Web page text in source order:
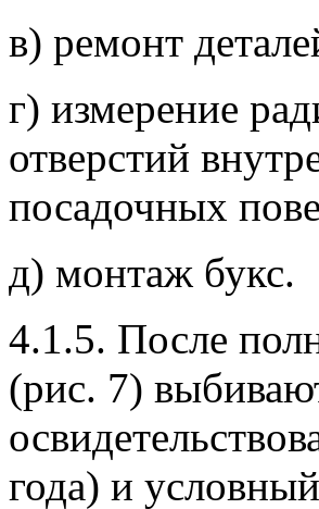
в) ремонт
г) измерение
отверстий
посадочных
д) монтаж букс.
4.1.5. После
(рис. 7)
года) и